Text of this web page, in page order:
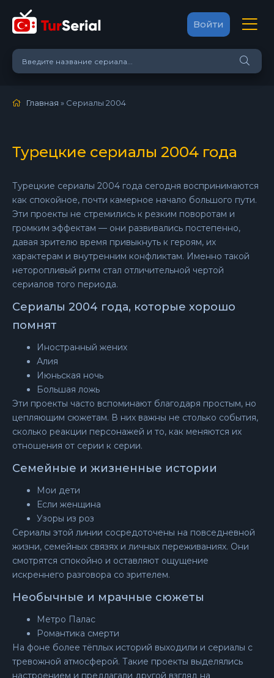
Войти
Главная » Сериалы 2004
Турецкие сериалы 2004 года
Турецкие сериалы 2004 года сегодня воспринимаются
как спокойное, почти камерное начало большого пути.
Эти проекты не стремились к резким поворотам и
громким эффектам — они развивались постепенно,
давая зрителю время привыкнуть к героям, их
характерам и внутренним конфликтам. Именно такой
неторопливый ритм стал отличительной чертой
сериалов того периода.
Сериалы 2004 года, которые хорошо
помнят
Иностранный жених
Алия
Июньская ночь
Большая ложь
Эти проекты часто вспоминают благодаря простым, но
цепляющим сюжетам. В них важны не столько события,
сколько реакции персонажей и то, как меняются их
отношения от серии к серии.
Семейные и жизненные истории
Мои дети
Если женщина
Узоры из роз
Сериалы этой линии сосредоточены на повседневной
жизни, семейных связях и личных переживаниях. Они
смотрятся спокойно и оставляют ощущение
искреннего разговора со зрителем.
Необычные и мрачные сюжеты
Метро Палас
Романтика смерти
На фоне более тёплых историй выходили и сериалы с
тревожной атмосферой. Такие проекты выделялись
настроением и предлагали другой взгляд на